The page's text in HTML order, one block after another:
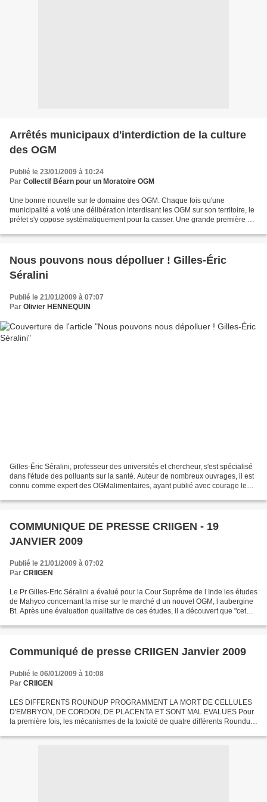
Arrêtés municipaux d'interdiction de la culture
des OGM
Publié le 23/01/2009 à 10:24
Par Collectif Béarn pour un Moratoire OGM
Une bonne nouvelle sur le domaine des OGM. Chaque fois qu'une
municipalité a voté une délibération interdisant les OGM sur son territoire, le
préfet s'y oppose systématiquement pour la casser. Une grande première en
Nous pouvons nous dépolluer ! Gilles-Éric
Séralini
Publié le 21/01/2009 à 07:07
Par Olivier HENNEQUIN
Gilles-Éric Séralini, professeur des universités et chercheur, s'est spécialisé
dans l'étude des polluants sur la santé. Auteur de nombreux ouvrages, il est
connu comme expert des OGMalimentaires, ayant publié avec courage leurs
COMMUNIQUE DE PRESSE CRIIGEN - 19
JANVIER 2009
Publié le 21/01/2009 à 07:02
Par CRIIGEN
Le Pr Gilles-Eric Séralini a évalué pour la Cour Suprême de l Inde les études
de Mahyco concernant la mise sur le marché d un nouvel OGM, l aubergine
Bt. Après une évaluation qualitative de ces études, il a découvert que "cet
Communiqué de presse CRIIGEN Janvier 2009
Publié le 06/01/2009 à 10:08
Par CRIIGEN
LES DIFFERENTS ROUNDUP PROGRAMMENT LA MORT DE CELLULES
D'EMBRYON, DE CORDON, DE PLACENTA ET SONT MAL EVALUES Pour
la première fois, les mécanismes de la toxicité de quatre différents Roundup